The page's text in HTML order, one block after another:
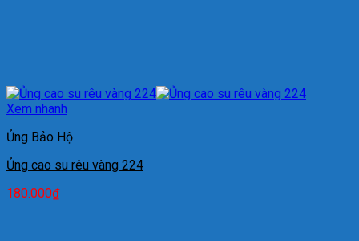
Xem nhanh
Ủng Bảo Hộ
Ủng cao su rêu vàng 224
180.000₫